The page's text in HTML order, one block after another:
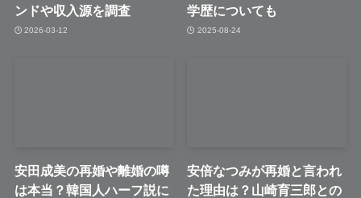
ンドや収入源を調査
2026-03-12
学歴についても
2025-08-24
安田成美の再婚や離婚の噂
は本当？韓国人ハーフ説に
安倍なつみが再婚と言われ
た理由は？山崎育三郎との